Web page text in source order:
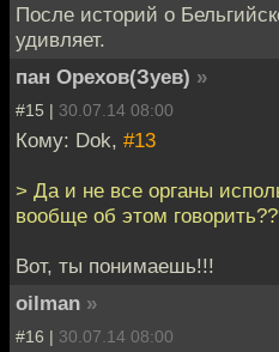
После историй о
удивляет.
пан Орехов(Зуев) »
#15 | 30.07.14 08:00
Кому: Dok, #13
> Да и не все органы
вообще об этом
Вот, ты понимаешь!!!
oilman »
#16 | 30.07.14 08:00